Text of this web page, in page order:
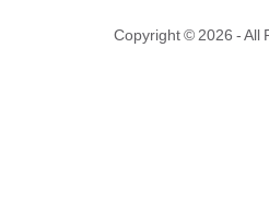
Copyright © 2026 - All